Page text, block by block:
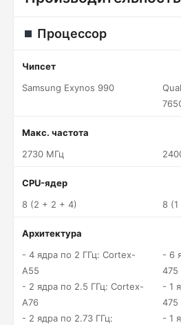
Процессор
Чипсет
Samsung Exynos 990
Макс. частота
2730 МГц
CPU-ядер
8 (2 + 2 + 4)
8 (1
Архитектура
- 4 ядра по 2 ГГц: Cortex-
A55
- 2 ядра по 2.5 ГГц: Cortex-
A76
- 2 ядра по 2.73 ГГц:
- 6
475
- 1
475
- 1